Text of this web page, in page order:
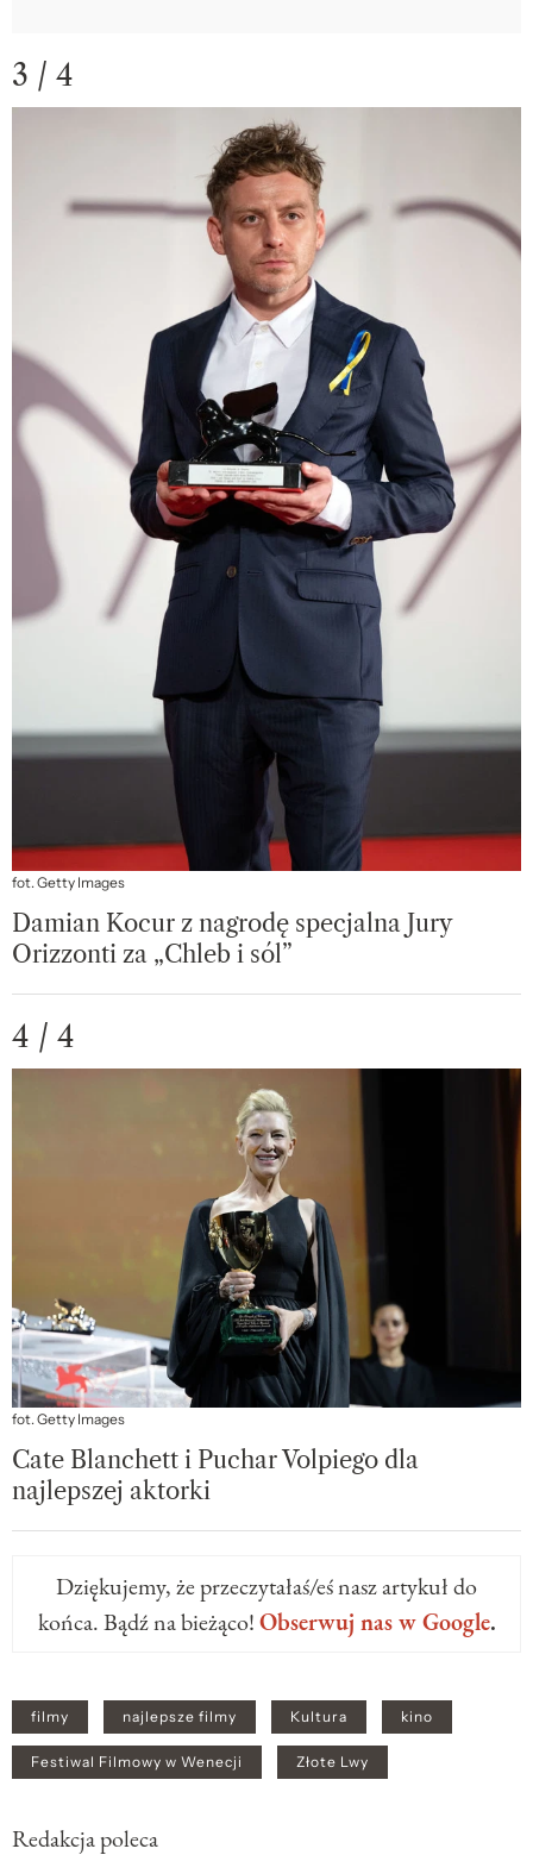
3 / 4
fot. Getty Images
Damian Kocur z nagrodę specjalna Jury
Orizzonti za „Chleb i sól”
4 / 4
fot. Getty Images
Cate Blanchett i Puchar Volpiego dla
najlepszej aktorki
Dziękujemy, że przeczytałaś/eś nasz artykuł do
końca. Bądź na bieżąco!Obserwuj nas w Google.
filmy najlepsze filmy Kultura kino
Festiwal Filmowy w Wenecji Złote Lwy
Redakcja poleca